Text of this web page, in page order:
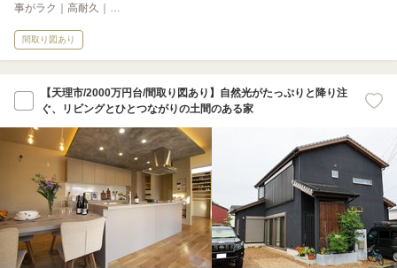
事がラク｜高耐久｜…
間取り図あり
【天理市/2000万円台/間取り図あり】自然光がたっぷりと降り注
ぐ、リビングとひとつながりの土間のある家